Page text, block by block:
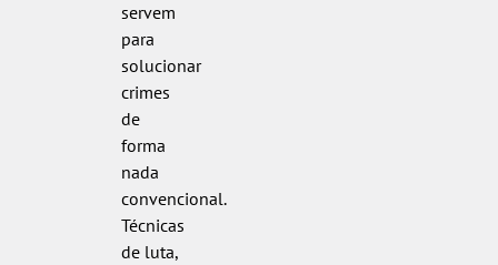
servem
para
solucionar
crimes
de
forma
nada
convencional.
Técnicas
de luta,